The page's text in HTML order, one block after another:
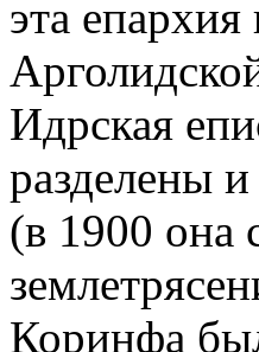
эта
Идрская
разделены
(в 1900 она
Коринфа